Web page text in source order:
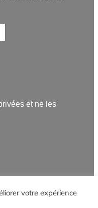
et ne les
votre expérience